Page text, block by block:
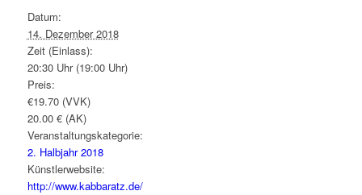
Datum:
14. Dezember 2018
Zeit (Einlass):
20:30 Uhr (19:00 Uhr)
Preis:
€19.70 (VVK)
20.00 € (AK)
Veranstaltungskategorie:
2. Halbjahr 2018
Künstlerwebsite:
http://www.kabbaratz.de/